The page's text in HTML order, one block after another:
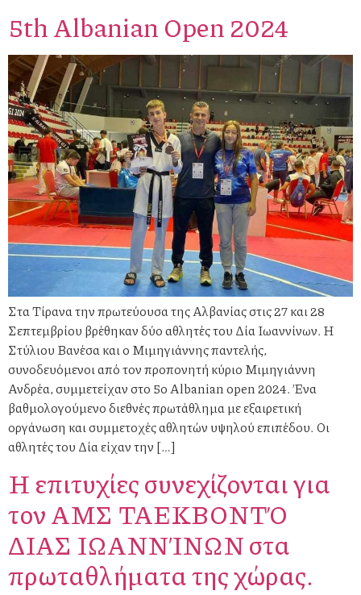
5th Albanian Open 2024
Στα Τίρανα την πρωτεύουσα της Αλβανίας στις 27 και 28
Σεπτεμβρίου βρέθηκαν δύο αθλητές του Δία Ιωαννίνων. Η
Στύλιου Βανέσα και ο Μιμηγιάννης παντελής,
συνοδευόμενοι από τον προπονητή κύριο Μιμηγιάννη
Ανδρέα, συμμετείχαν στο 5ο Albanian open 2024. Ένα
βαθμολογούμενο διεθνές πρωτάθλημα με εξαιρετική
οργάνωση και συμμετοχές αθλητών υψηλού επιπέδου. Οι
αθλητές του Δία είχαν την […]
Η επιτυχίες συνεχίζονται για
τον ΑΜΣ ΤΑΕΚΒΟΝΤΌ
ΔΙΑΣ ΙΩΑΝΝΊΝΩΝ στα
πρωταθλήματα της χώρας.